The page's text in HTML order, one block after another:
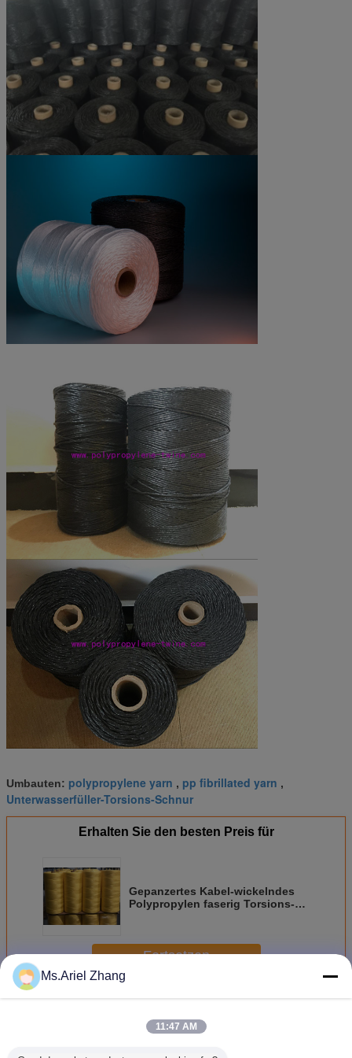
Umbauten: polypropylene yarn , pp fibrillated yarn ,
Unterwasserfüller-Torsions-Schnur
Erhalten Sie den besten Preis für
Gepanzertes Kabel-wickelndes
Polypropylen faserig Torsions-
Fortsetzen
MehrTiefseekabel-Armierungs-Schnur
Ms.Ariel Zhang
11:47 AM